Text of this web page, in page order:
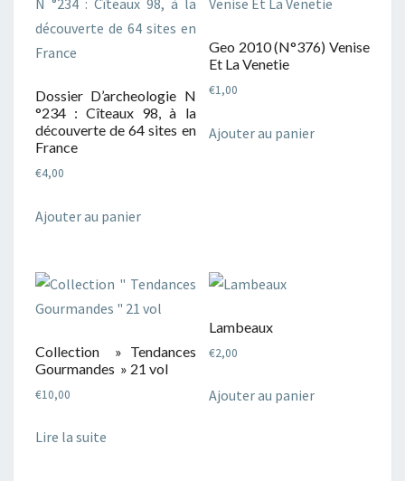
Dossier D’archeologie N
°234 : Cîteaux 98, à la
découverte de 64 sites en
France
€4,00
Ajouter au panier
Geo 2010 (N°376) Venise
Et La Venetie
€1,00
Ajouter au panier
Collection » Tendances
Gourmandes » 21 vol
€10,00
Lire la suite
Lambeaux
€2,00
Ajouter au panier